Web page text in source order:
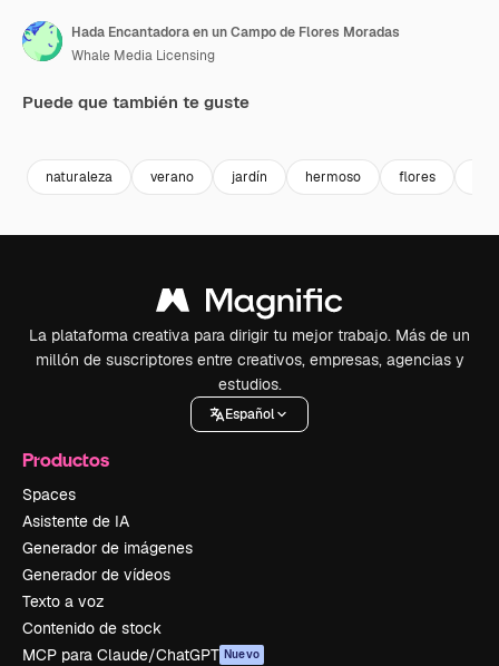
Hada Encantadora en un Campo de Flores Moradas
Whale Media Licensing
Puede que también te guste
naturaleza verano jardín hermoso flores
La plataforma creativa para dirigir tu mejor trabajo. Más de un
millón de suscriptores entre creativos, empresas, agencias y
estudios.
Español
Productos
Spaces
Asistente de IA
Generador de imágenes
Generador de vídeos
Texto a voz
Contenido de stock
MCP para Claude/ChatGPT Nuevo